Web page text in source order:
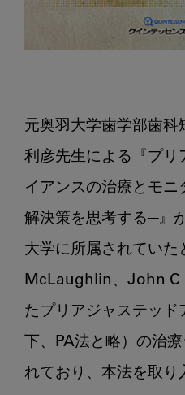
元奥羽大学歯学部歯科
利彦先生による『プリ
イアンスの治療とモ
解決策を思考する─』
大学に所属されてい
McLaughlin、John C
たプリアジャステッド
下、PA法と略）の治
れており、本法を取り